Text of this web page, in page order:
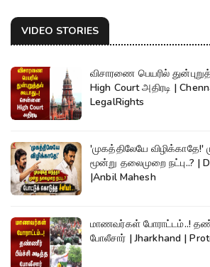
VIDEO STORIES
விசாரணை பெயரில்
High Court அதிரடி |
LegalRights
'முகத்திலேயே விழிக்காதே!'
மூன்று தலைமுறை நட்பு..? |
|Anbil Mahesh
மாணவர்கள் போராட்டம்..!
போலீசார் | Jharkhand |